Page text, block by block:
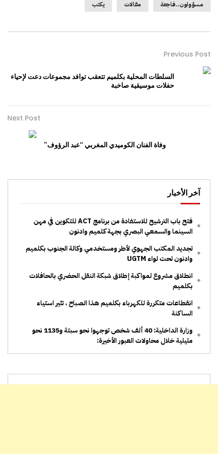
مسؤولون..فاجعة مقالات يكتب
Previous Post
السلطات المحلية بكلميم تتعقب توافد مجموعات دعت لإحياء
حفلات موسيقية صاخبة
Next Post
وفاة الفنان الكوميدي المغربي “عبد الرؤوف”
آخر الأخبار
فتح باب الترشيح للاستفادة من برنامج ACT للتكوين في مهن
السينما والسمعي البصري بجهة كلميم وادنون
تجديد المكتب الجهوي لأطر ومستخدمي وكالة الجنوب بكلميم
وادنون تحت لواء UGTM
انطلاق مشروع لمواكبة إطلاق شبكة النقل الحضري بالحافلات
بكلميم
انقطاعات متكررة للكهرباء بكلميم هذا الصباح ، تثير استياء
الساكنة
وزارة الداخلية: 40 ألف شخص توجهوا نحو سبتة و1135 نحو
مليلية خلال محاولات العبور الأخيرة: